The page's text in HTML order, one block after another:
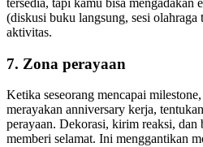
tersedia, tapi kamu bisa mengadakan
(diskusi buku langsung, sesi
aktivitas.
7. Zona perayaan
Ketika seseorang mencapai
merayakan anniversary kerja,
perayaan. Dekorasi, kirim reaksi,
memberi selamat. Ini menggantikan